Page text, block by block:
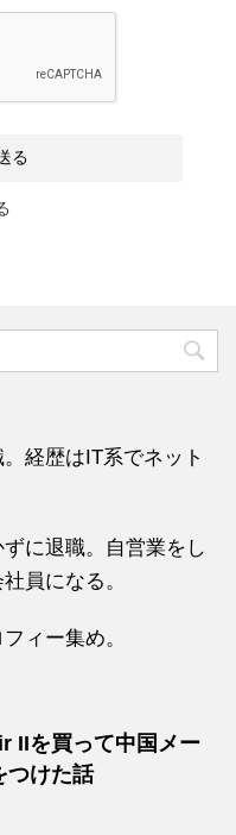
経歴はIT系でネット
に退職。自営業をし
員になる。
ィー集め。
IIを買って中国メー
つけた話